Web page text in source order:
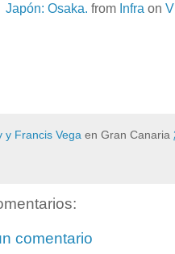
Japón: Osaka. from Infra on
y Francis Vega en Gran Canaria
comentario